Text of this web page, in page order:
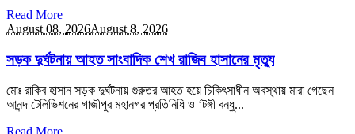
Read More
August 08, 2026August 8, 2026
সড়ক দুর্ঘটনায় আহত সাংবাদিক শেখ রাজিব হাসানের মৃত্যু
মোঃ রাকিব হাসান সড়ক দুর্ঘটনায় গুরুতর আহত হয়ে চিকিৎসাধীন অবস্থায় মারা গেছেন
আনন্দ টেলিভিশনের গাজীপুর মহানগর প্রতিনিধি ও ‘টঙ্গী বন্ধু...
Read More